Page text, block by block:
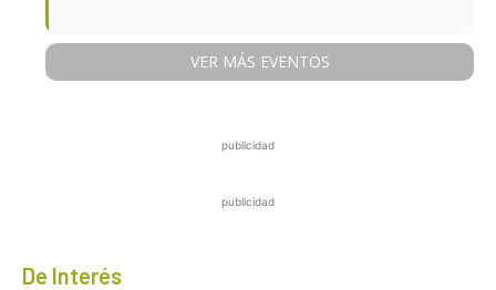
VER MÁS EVENTOS
publicidad
publicidad
De Interés